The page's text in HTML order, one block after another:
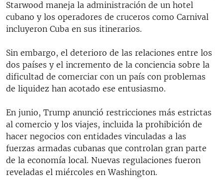
Starwood maneja la administración de un hotel
cubano y los operadores de cruceros como Carnival
incluyeron Cuba en sus itinerarios.
Sin embargo, el deterioro de las relaciones entre los
dos países y el incremento de la conciencia sobre la
dificultad de comerciar con un país con problemas
de liquidez han acotado ese entusiasmo.
En junio, Trump anunció restricciones más estrictas
al comercio y los viajes, incluida la prohibición de
hacer negocios con entidades vinculadas a las
fuerzas armadas cubanas que controlan gran parte
de la economía local. Nuevas regulaciones fueron
reveladas el miércoles en Washington.